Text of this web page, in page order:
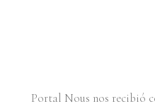
Portal Nous nos recibió